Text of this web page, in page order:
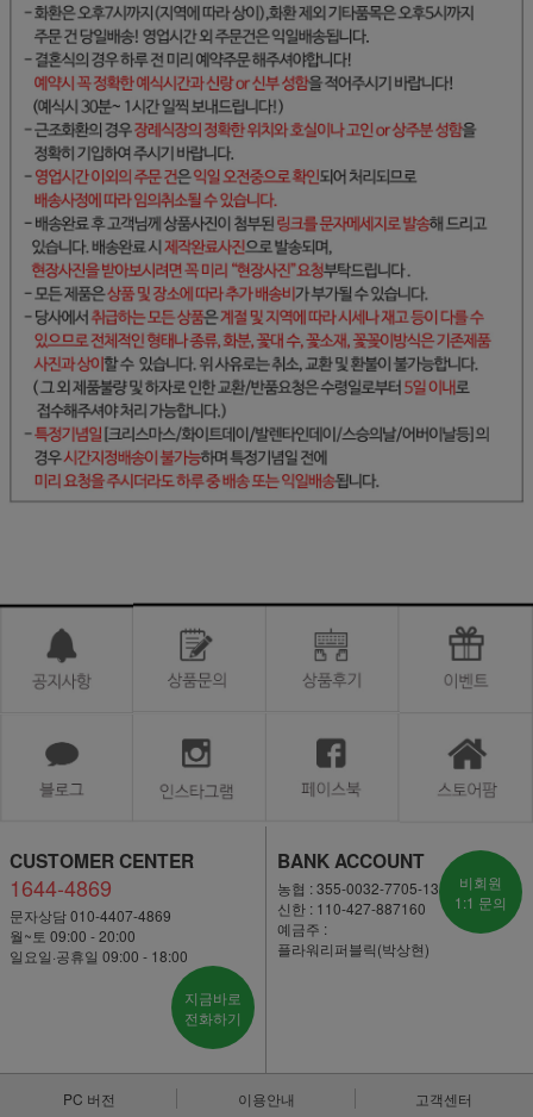
CUSTOMER CENTER
1644-4869
문자상담 010-4407-4869
월~토 09:00 - 20:00
일요일·공휴일 09:00 - 18:00
지금바로
전화하기
BANK ACCOUNT
농협 : 355-0032-7705-13
신한 : 110-427-887160
예금주 :
플라워리퍼블릭(박상현)
비회원
1:1 문의
PC 버전 이용안내 고객센터